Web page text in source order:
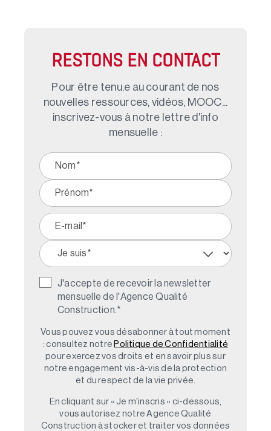
RESTONS EN CONTACT
Pour être tenu.e au courant de nos
nouvelles ressources, vidéos, MOOC...
inscrivez-vous à notre lettre d'info
mensuelle :
J'accepte de recevoir la newsletter
mensuelle de l'Agence Qualité
Construction. *
Vous pouvez vous désabonner à tout moment
: consultez notre Politique de Confidentialité
pour exercez vos droits et en savoir plus sur
notre engagement vis-à-vis de la protection
et du respect de la vie privée.
En cliquant sur « Je m'inscris » ci-dessous,
vous autorisez notre Agence Qualité
Construction à stocker et traiter vos données